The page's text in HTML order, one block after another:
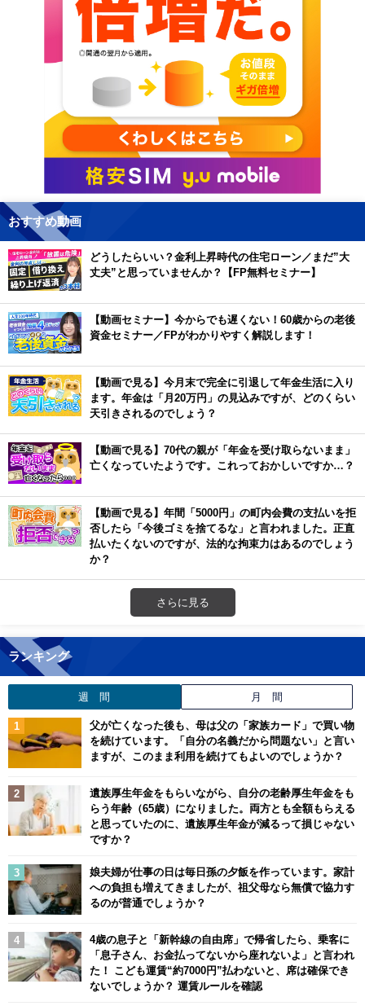
おすすめ動画
どうしたらいい？金利上昇時代の住宅ローン／まだ”大
丈夫”と思っていませんか？【FP無料セミナー】
【動画セミナー】今からでも遅くない！60歳からの老後
資金セミナー／FPがわかりやすく解説します！
【動画で見る】今月末で完全に引退して年金生活に入り
ます。年金は「月20万円」の見込みですが、どのくらい
天引きされるのでしょう？
【動画で見る】70代の親が「年金を受け取らないまま」
亡くなっていたようです。これっておかしいですか…？
【動画で見る】年間「5000円」の町内会費の支払いを拒
否したら「今後ゴミを捨てるな」と言われました。正直
払いたくないのですが、法的な拘束力はあるのでしょう
か？
さらに見る
ランキング
週 間 月 間
父が亡くなった後も、母は父の「家族カード」で買い物
を続けています。「自分の名義だから問題ない」と言い
ますが、このまま利用を続けてもよいのでしょうか？
遺族厚生年金をもらいながら、自分の老齢厚生年金をも
らう年齢（65歳）になりました。両方とも全額もらえる
と思っていたのに、遺族厚生年金が減るって損じゃない
ですか？
娘夫婦が仕事の日は毎日孫の夕飯を作っています。家計
への負担も増えてきましたが、祖父母なら無償で協力す
るのが普通でしょうか？
4歳の息子と「新幹線の自由席」で帰省したら、乗客に
「息子さん、お金払ってないから座れないよ」と言われ
た！ こども運賃“約7000円”払わないと、席は確保でき
ないでしょうか？ 運賃ルールを確認